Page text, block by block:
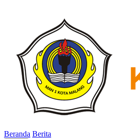
Beranda Berita